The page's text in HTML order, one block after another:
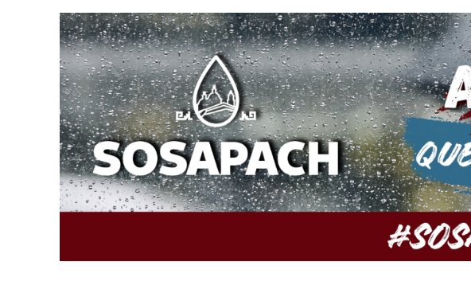
ENTRETENIMIENTO SALUD DEPORTES CIENCIA Y TECNOLOGÍA